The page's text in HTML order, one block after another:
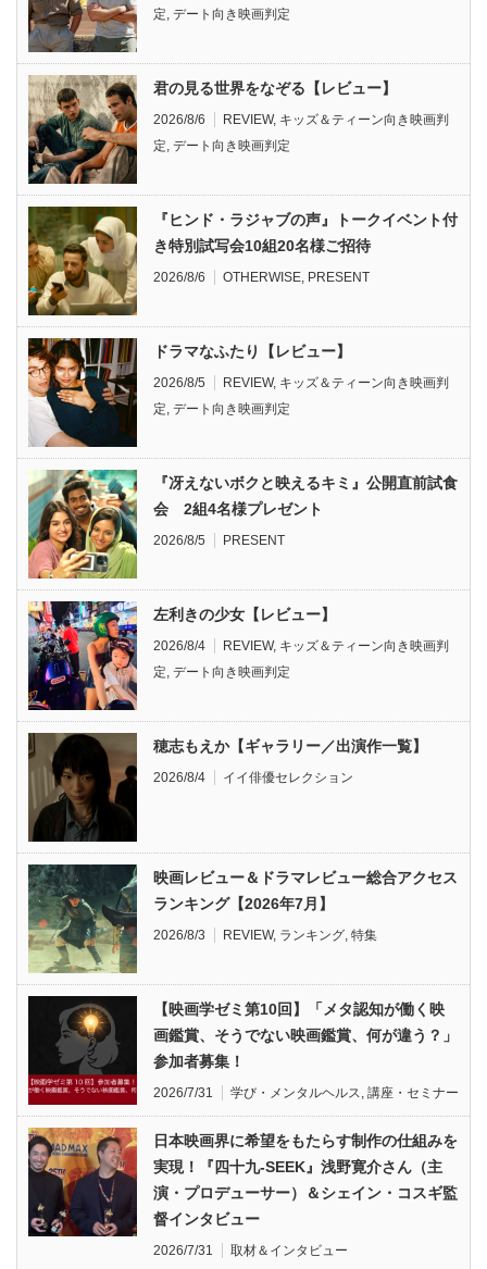
定 デート向き映画判定
君の見る世界をなぞる【レビュー】
2026/8/6 REVIEW, キッズ＆ティーン向き映画判
定 デート向き映画判定
『ヒンド・ラジャブの声』トークイベント付
き特別試写会10組20名様ご招待
2026/8/6 OTHERWISE PRESENT
ドラマなふたり【レビュー】
2026/8/5 REVIEW, キッズ＆ティーン向き映画判
定 デート向き映画判定
『冴えないボクと映えるキミ』公開直前試食
会 2組4名様プレゼント
2026/8/5 PRESENT
左利きの少女【レビュー】
2026/8/4 REVIEW, キッズ＆ティーン向き映画判
定 デート向き映画判定
穂志もえか【ギャラリー／出演作一覧】
2026/8/4 イイ俳優セレクション
映画レビュー＆ドラマレビュー総合アクセス
ランキング【2026年7月】
2026/8/3 REVIEW, ランキング 特集
【映画学ゼミ第10回】「メタ認知が働く映
画鑑賞、そうでない映画鑑賞、何が違う？」
参加者募集！
2026/7/31 学び・メンタルヘルス 講座・セミナー
日本映画界に希望をもたらす制作の仕組みを
実現！『四十九-SEEK』浅野寛介さん（主
演・プロデューサー）＆シェイン・コスギ監
督インタビュー
2026/7/31 取材＆インタビュー